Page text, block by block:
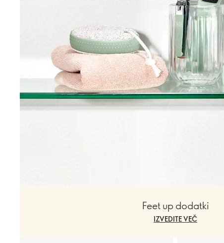
Feet up dodatki
IZVEDITE VEČ